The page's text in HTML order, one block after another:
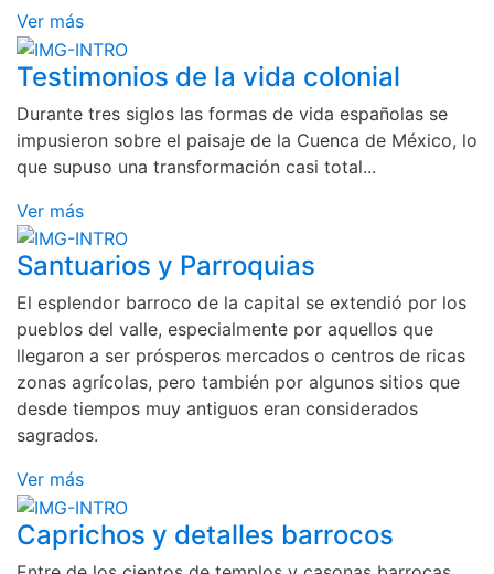
Ver más
Testimonios de la vida colonial
Durante tres siglos las formas de vida españolas se
impusieron sobre el paisaje de la Cuenca de México, lo
que supuso una transformación casi total...
Ver más
Santuarios y Parroquias
El esplendor barroco de la capital se extendió por los
pueblos del valle, especialmente por aquellos que
llegaron a ser prósperos mercados o centros de ricas
zonas agrícolas, pero también por algunos sitios que
desde tiempos muy antiguos eran considerados
sagrados.
Ver más
Caprichos y detalles barrocos